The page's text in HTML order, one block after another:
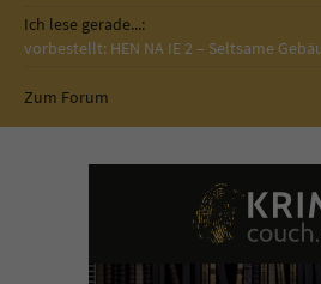
Ich lese gerade...:
vorbestellt: HEN NA IE 2 – Seltsame
Zum Forum